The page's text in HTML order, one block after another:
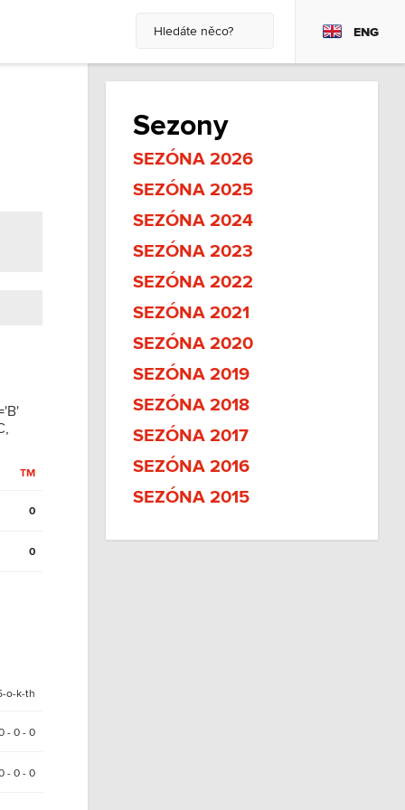
ENG
TM
0
0
o-k-th
- 0 - 0
- 0 - 0
Sezony
SEZÓNA 2026
SEZÓNA 2025
SEZÓNA 2024
SEZÓNA 2023
SEZÓNA 2022
SEZÓNA 2021
SEZÓNA 2020
SEZÓNA 2019
SEZÓNA 2018
SEZÓNA 2017
SEZÓNA 2016
SEZÓNA 2015